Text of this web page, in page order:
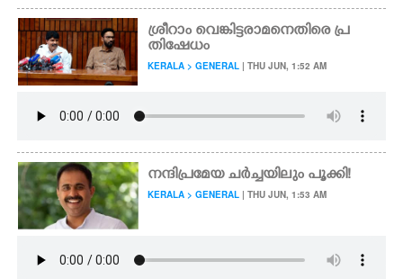
ശ്രീറാം വെങ്കിട്ടരാമനെതിരെ പ്ര
തിഷേധം
KERALA > GENERAL | THU JUN, 1:52 AM
നന്ദിപ്രമേയ ച‌ർച്ചയിലും പൂക്കി!
KERALA > GENERAL | THU JUN, 1:53 AM